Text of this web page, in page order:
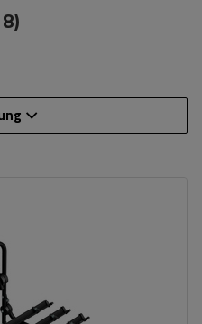
mit allen Karosseriearten